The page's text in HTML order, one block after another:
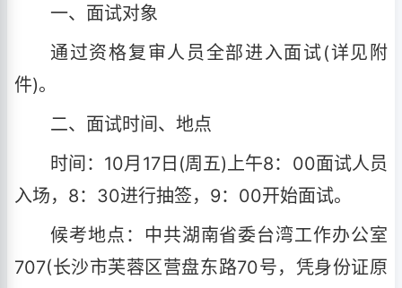
一、面试对象
通过资格复审人员全部进入面试(详见附
件)。
二、面试时间、地点
时间：10月17日(周五)上午8：00面试人员
入场，8：30进行抽签，9：00开始面试。
候考地点：中共湖南省委台湾工作办公室
707(长沙市芙蓉区营盘东路70号，凭身份证原